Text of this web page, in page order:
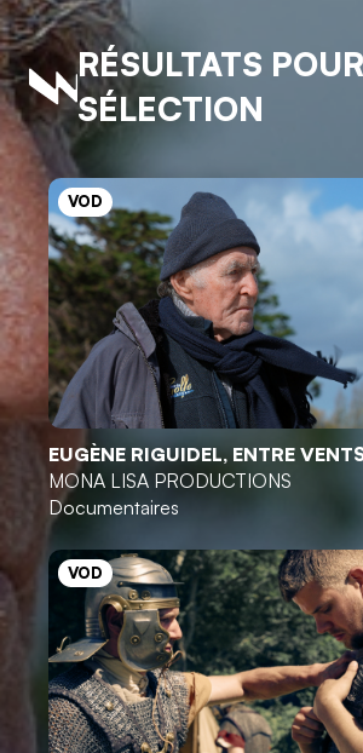
RÉSULTATS
SÉLECTION
VOD
EUGÈNE RIGUIDEL, ENTRE
MONA LISA PRODUCTIONS
Documentaires
VOD